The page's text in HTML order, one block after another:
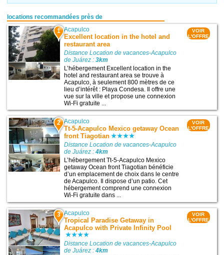
locations recommandées près de
1 Acapulco
Excellent location in the hotel and
restaurant area
Distance Location de vacances-Acapulco
de Juárez :3km
L’hébergement Excellent location in the
hotel and restaurant area se trouve à
Acapulco, à seulement 800 mètres de ce
lieu d’intérêt : Playa Condesa. Il offre une
vue sur la ville et propose une connexion
Wi-Fi gratuite ...
VOIR
L'OFFRE
2 Acapulco
Tt-5-Acapulco Mexico getaway Ocean
front Tiagotian
Distance Location de vacances-Acapulco
de Juárez :4km
L’hébergement Tt-5-Acapulco Mexico
getaway Ocean front Tiagotian bénéficie
d’un emplacement de choix dans le centre
de Acapulco. Il dispose d’un patio. Cet
hébergement comprend une connexion
Wi-Fi gratuite dans ...
VOIR
L'OFFRE
3 Acapulco
Tropical Paradise Getaway in
Acapulco with Private Infinity Pool
Distance Location de vacances-Acapulco
de Juárez :4km
VOIR
L'OFFRE